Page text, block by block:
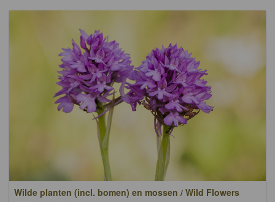
Wilde planten (incl. bomen) en mossen / Wild Flowers